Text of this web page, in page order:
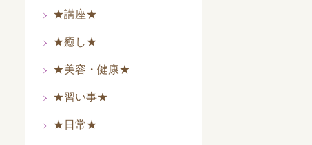
★講座★
★癒し★
★美容・健康★
★習い事★
★日常★